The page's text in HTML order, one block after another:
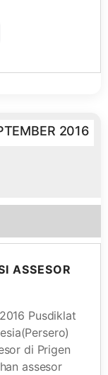
2016
ASSESOR
Pusdiklat
di Prigen
assesor